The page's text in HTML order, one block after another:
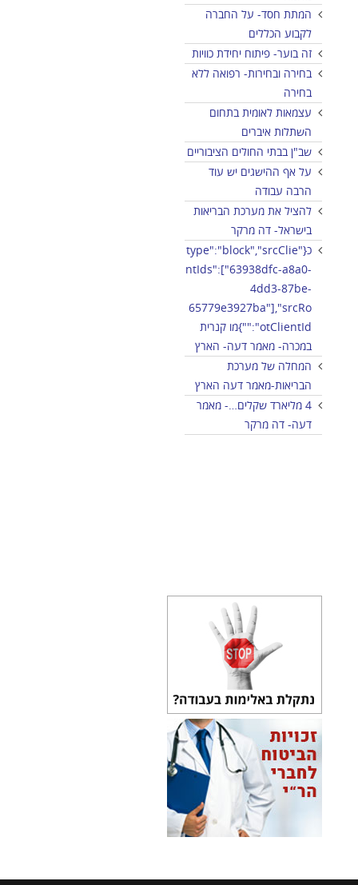
המתת חסד- על החברה
לקבוע הכללים
זה בוער- פיתוח יחידת כוויות
בחירה ובחירות- רפואה ללא
בחירה
עצמאות לאומית בתחום
השתלות איברים
שב"ן בבתי החולים הציבוריים
על אף ההישגים יש עוד
הרבה עבודה
להציל את מערכת הבריאות
בישראל- דה מרקר
כ{"type":"block","srcClie
ntIds":["63938dfc-a8a0-
4dd3-87be-
65779e3927ba"],"srcRo
otClientId":""}מו קנרית
במכרה- מאמר דעה- הארץ
המחלה של מערכת
הבריאות-מאמר דעה הארץ
4 מליארד שקלים…- מאמר
דעה- דה מרקר